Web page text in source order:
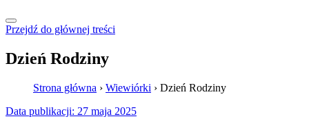
Przejdź do głównej treści
Dzień Rodziny
Strona główna › Wiewiórki › Dzień Rodziny
Data publikacji: 27 maja 2025